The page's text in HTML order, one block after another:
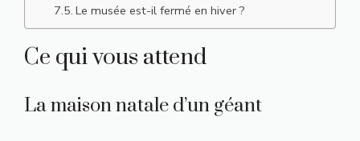
Le musée est-il fermé en hiver ?
Ce qui vous attend
La maison natale d’un géant